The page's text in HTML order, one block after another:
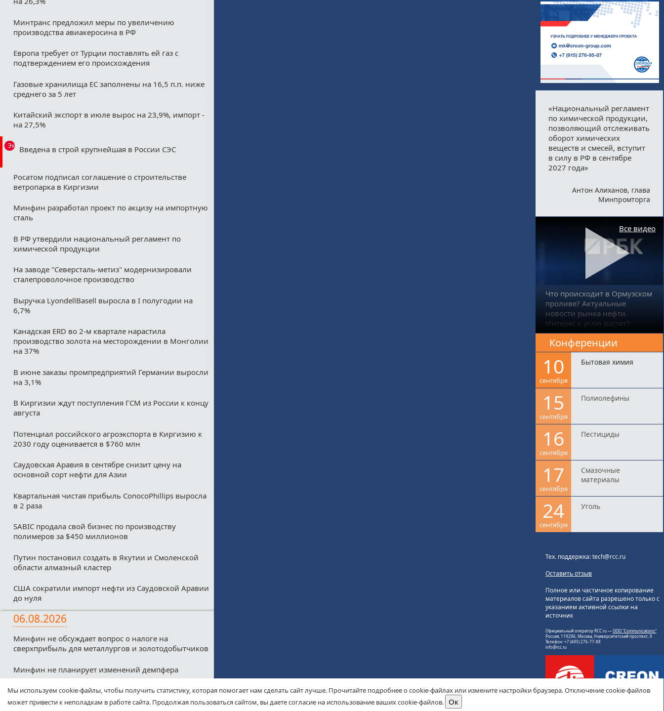
Минтранс предложил меры по увеличению
производства авиакеросина в РФ
Европа требует от Турции поставлять ей газ с
подтверждением его происхождения
Газовые хранилища ЕС заполнены на 16,5 п.п. ниже
среднего за 5 лет
Китайский экспорт в июле вырос на 23,9%, импорт -
на 27,5%
Эксклюзив
Введена в строй крупнейшая в России СЭС
Росатом подписал соглашение о строительстве
ветропарка в Киргизии
Минфин разработал проект по акцизу на импортную
сталь
В РФ утвердили национальный регламент по
химической продукции
На заводе "Северсталь-метиз" модернизировали
сталепроволочное производство
Выручка LyondellBasell выросла в I полугодии на
6,7%
Канадская ERD во 2-м квартале нарастила
производство золота на месторождении в Монголии
на 37%
В июне заказы промпредприятий Германии выросли
на 3,1%
В Киргизии ждут поступления ГСМ из России к концу
августа
Потенциал российского агроэкспорта в Киргизию к
2030 году оценивается в $760 млн
Саудовская Аравия в сентябре снизит цену на
основной сорт нефти для Азии
Квартальная чистая прибыль ConocoPhillips выросла
в 2 раза
SABIC продала свой бизнес по производству
полимеров за $450 миллионов
Путин постановил создать в Якутии и Смоленской
области алмазный кластер
США сократили импорт нефти из Саудовской Аравии
до нуля
06.08.2026
Минфин не обсуждает вопрос о налоге на
сверхприбыль для металлургов и золотодобытчиков
Минфин не планирует изменений демпфера
Минфин против любых налоговых льгот для малых
нефтекомпаний из-за дефицитного бюджета
«Национальный регламент
по химической продукции,
позволяющий отслеживать
оборот химических
веществ и смесей, вступит
в силу в РФ в сентябре
2027 года»
Антон Алиханов, глава
Минпромторга
Что происходит в Ормузском
проливе? Актуальные
новости рынка нефти.
Интерес к углю растёт?
Все видео
Конференции
10
сентября
Бытовая химия
15
сентября
Полиолефины
16
сентября
Пестициды
17
сентября
Смазочные
материалы
24
сентября
Уголь
Тех. поддержка: tech@rcc.ru
Оставить отзыв
Полное или частичное копирование
материалов сайта разрешено только с
указанием активной ссылки на
источник
Официальный оператор RCC.ru —ООО "Communicationz"
Россия, 119296, Москва, Университетский проспект, 9
Телефон: +7 (495) 276-77-88
info@rcc.ru
Мы используем cookie-файлы, чтобы получить статистику, которая помогает нам сделать сайт лучше. Прочитайте подробнее о cookie-файлах или измените настройки браузера. Отключение cookie-файлов
может привести к неполадкам в работе сайта. Продолжая пользоваться сайтом, вы даете согласие на использование ваших cookie-файлов.